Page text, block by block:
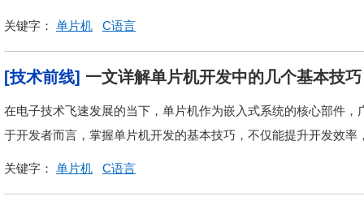
关键字： 单片机 C语言
[技术前线] 一文详解单片机开发中的几个基本技巧
在电子技术飞速发展的当下，单片机作为嵌入式系统的核心部件
于开发者而言，掌握单片机开发的基本技巧，不仅能提升开发效
关键字： 单片机 C语言